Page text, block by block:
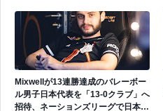
Mixwellが13連勝達成のバレーボー
ル男子日本代表を「13-0クラブ」へ
招待、ネーションズリーグで日本代